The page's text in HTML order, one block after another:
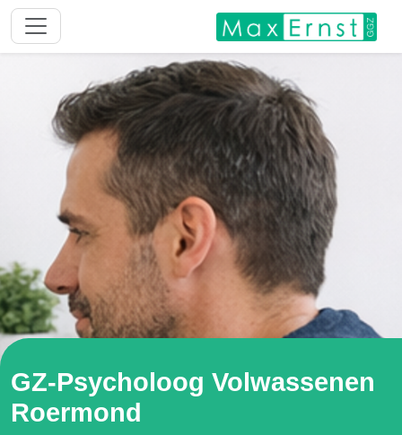
GZ-Psycholoog Volwassenen
Roermond